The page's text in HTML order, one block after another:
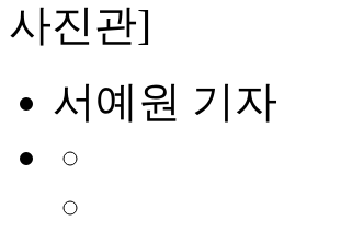
사진관]
서예원 기자